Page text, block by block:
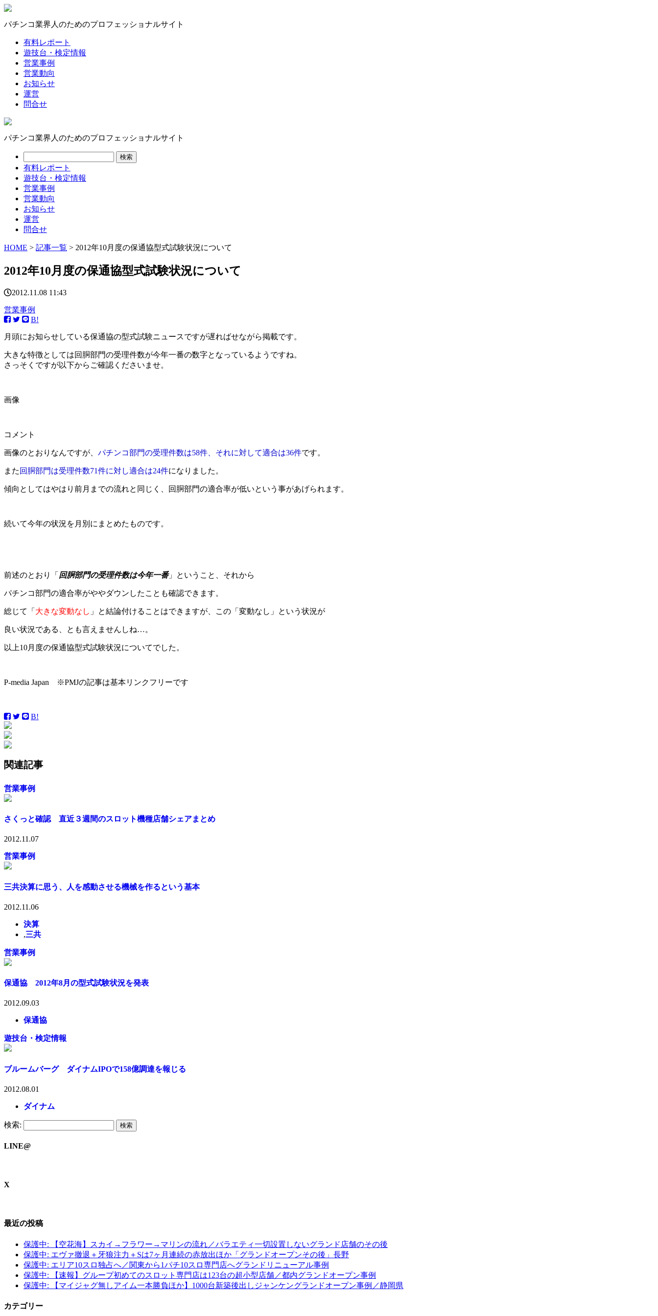
パチンコ業界人のためのプロフェッショナルサイト
有料レポート
遊技台・検定情報
営業事例
営業動向
お知らせ
運営
問合せ
パチンコ業界人のためのプロフェッショナルサイト
有料レポート
遊技台・検定情報
営業事例
営業動向
お知らせ
運営
問合せ
HOME > 記事一覧 > 2012年10月度の保通協型式試験状況について
2012年10月度の保通協型式試験状況について
2012.11.08 11:43
営業事例
B!
月頭にお知らせしている保通協の型式試験ニュースですが遅ればせながら掲載です。
大きな特徴としては回胴部門の受理件数が今年一番の数字となっているようですね。
さっそくですが以下からご確認くださいませ。
画像
コメント
画像のとおりなんですが、 パチンコ部門の受理件数は58件、それに対して適合は36件です。
また 回胴部門は受理件数71件に対し適合は24件になりました。
傾向としてはやはり前月までの流れと同じく、回胴部門の適合率が低いという事があげられます。
続いて今年の状況を月別にまとめたものです。
前述のとおり「 回胴部門の受理件数は今年一番」ということ、それから
パチンコ部門の適合率がややダウンしたことも確認できます。
総じて「 大きな変動なし 」と結論付けることはできますが、この「変動なし」という状況が
良い状況である、とも言えませんしね…。
以上10月度の保通協型式試験状況についてでした。
P-media Japan ※PMJの記事は基本リンクフリーです
B!
関連記事
営業事例
さくっと確認 直近３週間のスロット機種店舗シェアまとめ
2012.11.07
営業事例
三共決算に思う、人を感動させる機械を作るという基本
2012.11.06
決算
,三共
営業事例
保通協 2012年8月の型式試験状況を発表
2012.09.03
保通協
遊技台・検定情報
ブルームバーグ ダイナムIPOで158億調達を報じる
2012.08.01
ダイナム
検索:
LINE@
X
最近の投稿
保護中: 【空花海】スカイ→フラワー→マリンの流れ／バラエティ一切設置しないグランド店舗のその後
保護中: エヴァ撤退＋牙狼注力＋Sは7ヶ月連続の赤放出ほか「グランドオープンその後」長野
保護中: エリア10スロ独占へ／関東から1パチ10スロ専門店へグランドリニューアル事例
保護中: 【速報】グループ初めてのスロット専門店は123台の超小型店舗／都内グランドオープン事例
保護中: 【マイジャグ無しアイム一本勝負ほか】1000台新築後出しジャンケングランドオープン事例／静岡県
カテゴリー